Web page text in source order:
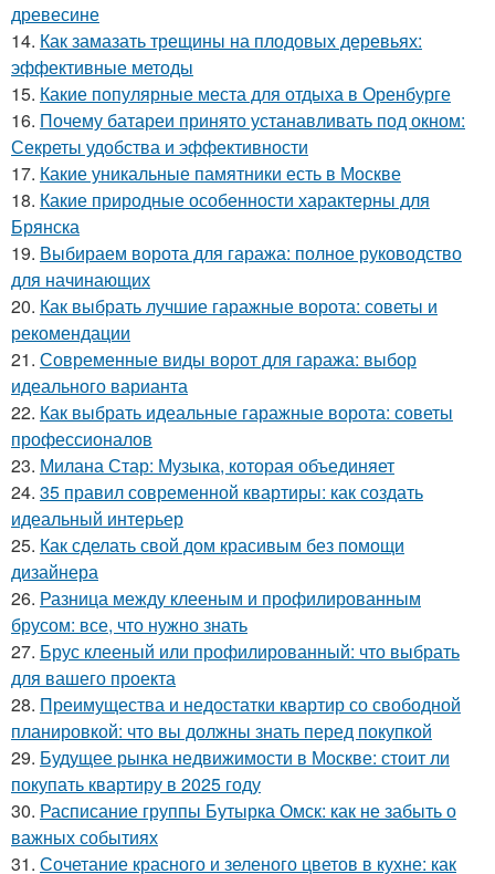
древесине
14. Как замазать трещины на плодовых деревьях:
эффективные методы
15. Какие популярные места для отдыха в Оренбурге
16. Почему батареи принято устанавливать под окном:
Секреты удобства и эффективности
17. Какие уникальные памятники есть в Москве
18. Какие природные особенности характерны для
Брянска
19. Выбираем ворота для гаража: полное руководство
для начинающих
20. Как выбрать лучшие гаражные ворота: советы и
рекомендации
21. Современные виды ворот для гаража: выбор
идеального варианта
22. Как выбрать идеальные гаражные ворота: советы
профессионалов
23. Милана Стар: Музыка, которая объединяет
24. 35 правил современной квартиры: как создать
идеальный интерьер
25. Как сделать свой дом красивым без помощи
дизайнера
26. Разница между клееным и профилированным
брусом: все, что нужно знать
27. Брус клееный или профилированный: что выбрать
для вашего проекта
28. Преимущества и недостатки квартир со свободной
планировкой: что вы должны знать перед покупкой
29. Будущее рынка недвижимости в Москве: стоит ли
покупать квартиру в 2025 году
30. Расписание группы Бутырка Омск: как не забыть о
важных событиях
31. Сочетание красного и зеленого цветов в кухне: как